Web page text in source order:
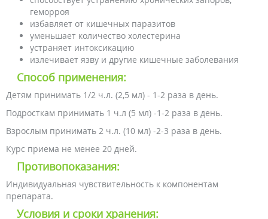
геморроя
избавляет от кишечных паразитов
уменьшает количество холестерина
устраняет интоксикацию
излечивает язву и другие кишечные заболевания
Способ применения:
Детям принимать 1/2 ч.л. (2,5 мл) - 1-2 раза в день.
Подросткам принимать 1 ч.л (5 мл) -1-2 раза в день.
Взрослым принимать 2 ч.л. (10 мл) -2-3 раза в день.
Курс приема не менее 20 дней.
Противопоказания:
Индивидуальная чувствительность к компонентам
препарата.
Условия и сроки хранения: